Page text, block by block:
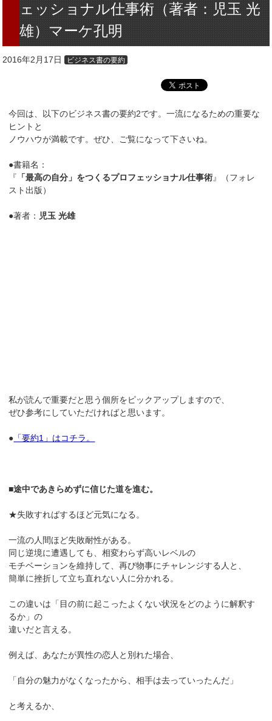
ェッショナル仕事術（著者：児玉 光
雄）マーケ孔明
2016年2月17日 ビジネス書の要約
今回は、以下のビジネス書の要約2です。一流になるための重要な
ヒントと
ノウハウが満載です。ぜひ、ご覧になって下さいね。
●書籍名：
『 「最高の自分」をつくるプロフェッショナル仕事術』（フォレ
スト出版）
●著者： 児玉 光雄
私が読んで重要だと思う個所をピックアップしますので、
ぜひ参考にしていただければと思います。
● 「要約1」はコチラ。
■途中であきらめずに信じた道を進む。
★失敗すればするほど元気になる。
一流の人間ほど失敗耐性がある。
同じ逆境に遭遇しても、相変わらず高いレベルの
モチベーションを維持して、再び物事にチャレンジする人と、
簡単に挫折して立ち直れない人に分かれる。
この違いは「目の前に起こったよくない状況をどのように解釈す
るか」の
違いだと言える。
例えば、あなたが異性の恋人と別れた場合、
「自分の魅力がなくなったから、相手は去っていったんだ」
と考えるか、